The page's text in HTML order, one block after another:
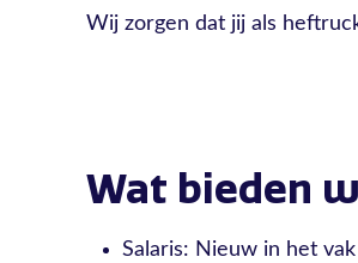
Wij zorgen dat jij als
Wat bieden
Salaris: Nieuw in het